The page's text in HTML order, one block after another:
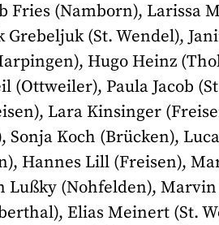
Fries (Namborn), Larissa
(St. Wendel),
Hugo Heinz
(Ottweiler), Paula Jacob
Lara Kinsinger
Koch (Brücken),
Hannes Lill (Freisen),
Lußky (Nohfelden),
Elias Meinert (St.